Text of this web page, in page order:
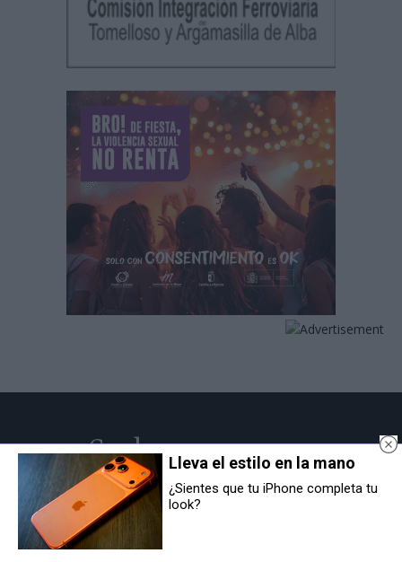
Cuadernos
Manchegos
Más de 45 Años nos avalan
© Cuadernos Manchegos | Noticias de CLM
Lleva el estilo en la mano
¿Sientes que tu iPhone completa tu
look?